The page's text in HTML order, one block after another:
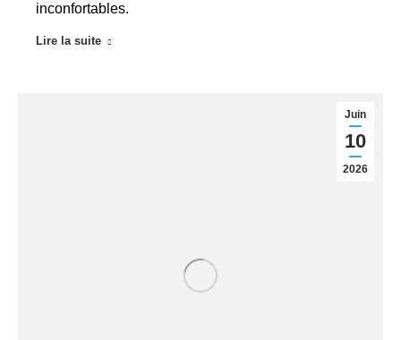
inconfortables.
Lire la suite
Juin
10
2026